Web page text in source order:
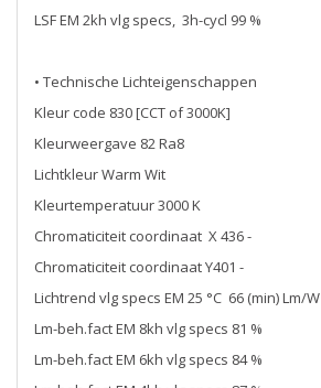
LSF EM 2kh vlg specs, 3h-cycl 99 %
• Technische Lichteigenschappen
Kleur code 830 [CCT of 3000K]
Kleurweergave 82 Ra8
Lichtkleur Warm Wit
Kleurtemperatuur 3000 K
Chromaticiteit coordinaat X 436 -
Chromaticiteit coordinaat Y401 -
Lichtrend vlg specs EM 25 °C 66 (min) Lm/W
Lm-beh.fact EM 8kh vlg specs 81 %
Lm-beh.fact EM 6kh vlg specs 84 %